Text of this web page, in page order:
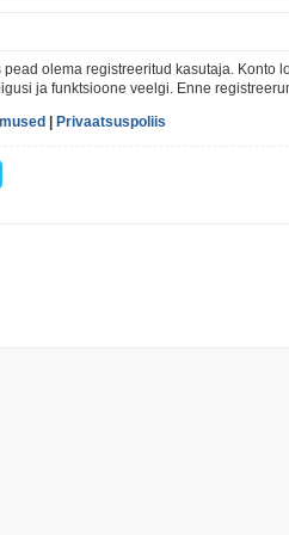
olema registreeritud kasutaja. Konto
ja funktsioone veelgi. Enne
Privaatsuspoliis